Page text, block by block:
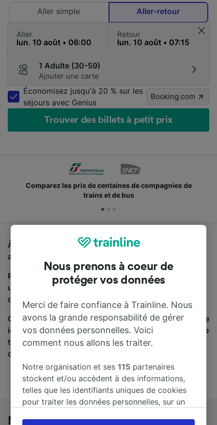
Aller simple
Aller-retour
Aller Retour
1 Adulte (30-59)
Ajouter une carte
Économisez jusqu'à 20 % sur les
séjours avec Genius
Booking.com
Trouver des billets à petit prix
Comparez les prix de centaines de compagnies de
trains et de bus
À la recherche d'un bus de Milan à Verres, vous êtes
au bon endroit.
Pour trouver des billets de bus, lancez simplement
une recherche ci-dessus. Nous comparons les temps
de trajets et les prix des voyages, en train et en bus.
Qu’importe votre destination, votre voyage commence
ici. Nous collaborons avec plus de 170 compagnies de
train et de bus. Consultez et achetez vos billets sur
cette page.
Milan à Verres en bus
Nous prenons à coeur de
protéger vos données
Merci de faire confiance à Trainline. Nous
avons la grande responsabilité de gérer
vos données personnelles. Voici
comment nous allons les traiter.
Notre organisation et ses115 partenaires
stockent et/ou accèdent à des informations,
telles que les identifiants uniques de cookies
pour traiter les données personnelles, sur un